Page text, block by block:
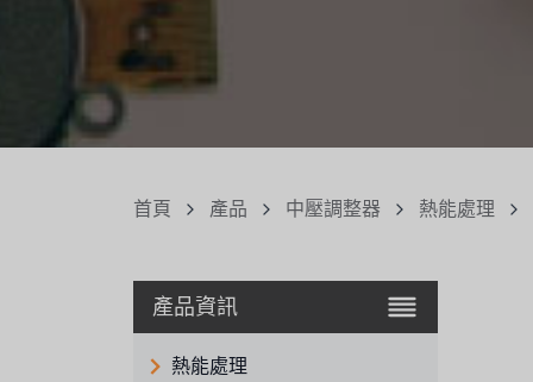
首頁 產品 中壓調整器 熱能處理
產品資訊
熱能處理